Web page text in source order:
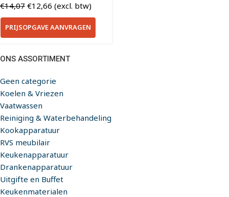
ONS ASSORTIMENT
Geen categorie
Koelen & Vriezen
Vaatwassen
Reiniging & Waterbehandeling
Kookapparatuur
RVS meubilair
Keukenapparatuur
Drankenapparatuur
Uitgifte en Buffet
Keukenmaterialen
€14,07 €12,66 (excl. btw)
PRIJSOPGAVE AANVRAGEN